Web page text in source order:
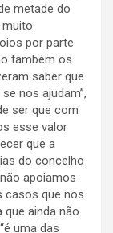
metade do
muito
por parte
também os
saber que
nos ajudam”,
ser que com
esse valor
que a
do concelho
apoiamos
casos que nos
ainda não
uma das